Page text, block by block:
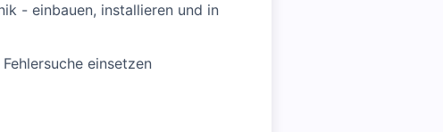
- einbauen, installieren und in
einsetzen